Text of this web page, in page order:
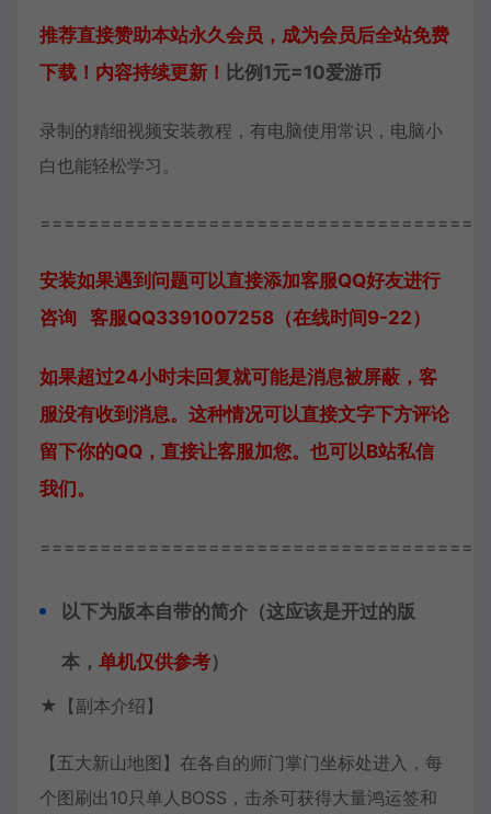
推荐直接赞助本站永久会员，成为会员后全站免费
下载！内容持续更新！ 比例1元=10爱游币
录制的精细视频安装教程，有电脑使用常识，电脑小
白也能轻松学习。
安装如果遇到问题可以直接添加客服QQ好友进行
咨询 客服QQ3391007258（在线时间9-22）
如果超过24小时未回复就可能是消息被屏蔽，客
服没有收到消息。这种情况可以直接文字下方评论
留下你的QQ，直接让客服加您。也可以B站私信
我们。
以下为版本自带的简介（这应该是开过的版
本， 单机仅供参考）
★【副本介绍】
【五大新山地图】在各自的师门掌门坐标处进入，每
个图刷出10只单人BOSS，击杀可获得大量鸿运签和